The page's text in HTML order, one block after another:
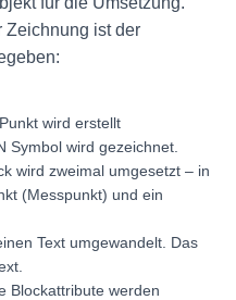
Zeichnung ist der
wird erstellt
Symbol wird gezeichnet.
wird zweimal umgesetzt – in
(Messpunkt) und ein
Text umgewandelt. Das
Blockattribute werden